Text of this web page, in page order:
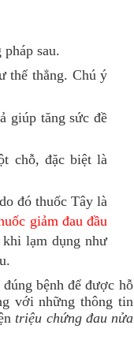
sau.
thế thẳng. Chú ý
giúp tăng sức đề
chỗ, đặc biệt là
đó thuốc Tây là
giảm đau đầu
lạm dụng như
bệnh để được hỗ
với những thông tin
triệu chứng đau nửa